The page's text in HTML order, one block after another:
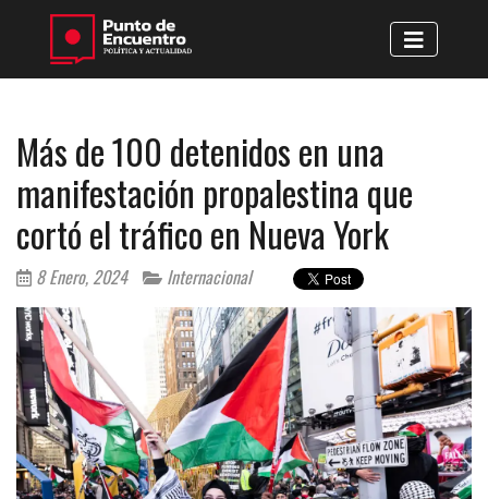
Más de 100 detenidos en una
manifestación propalestina que
cortó el tráfico en Nueva York
8 Enero, 2024 Internacional